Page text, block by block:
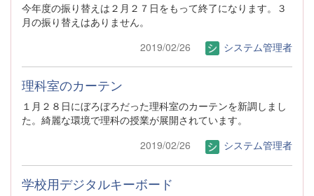
今年度の振り替えは２月２７日をもって終了になります。３
月の振り替えはありません。
2019/02/26
システム管理者
理科室のカーテン
１月２８日にぼろぼろだった理科室のカーテンを新調しまし
た。綺麗な環境で理科の授業が展開されています。
2019/02/26
システム管理者
学校用デジタルキーボード